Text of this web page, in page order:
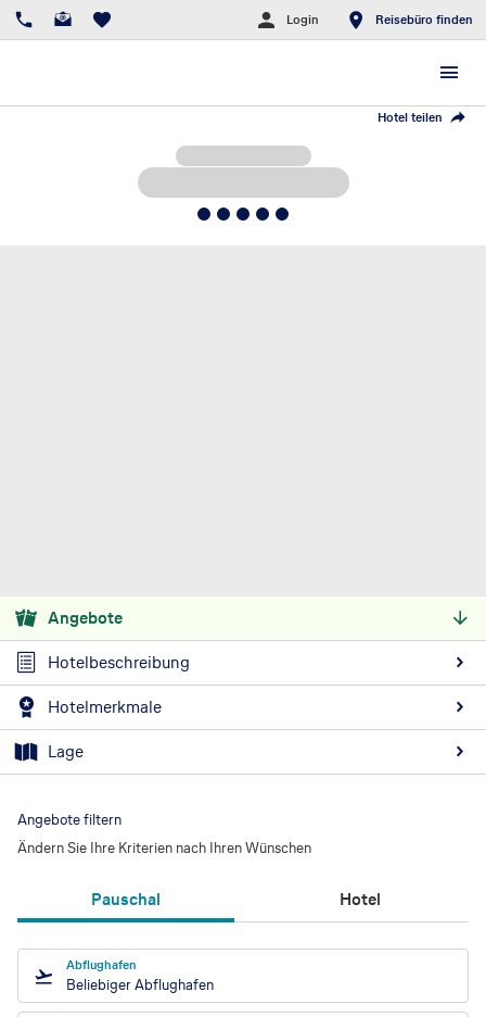
Login Reisebüro finden
Hotel teilen
5
Angebote
Hotelbeschreibung
Hotelmerkmale
Lage
Angebote filtern
Ändern Sie Ihre Kriterien nach Ihren Wünschen
Pauschal Hotel
Abflughafen
Beliebiger Abflughafen